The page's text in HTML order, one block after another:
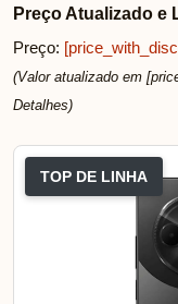
Preço Atualizado e
Preço:
(Valor atualizado em
Detalhes)
TOP DE LINHA